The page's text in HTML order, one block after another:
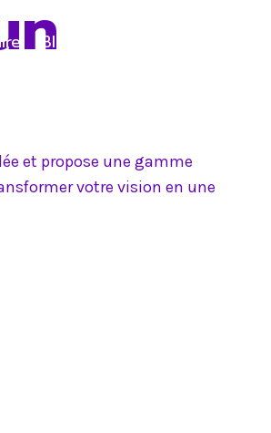
Blog
et propose une gamme
votre vision en une